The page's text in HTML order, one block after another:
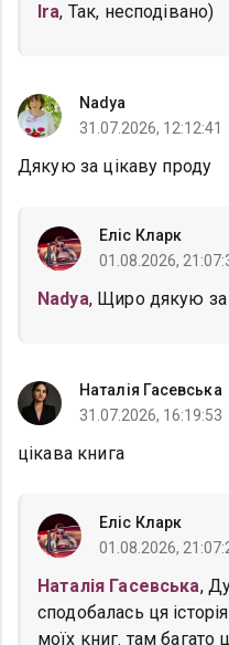
Ira, Так, несподівано)
Nadya
31.07.2026, 12:12:41
Дякую за цікаву проду
Еліс Кларк
01.08.2026,
Nadya, Щиро дякую за
Наталія Гасевська
31.07.2026, 16:19:53
цікава книга
Еліс Кларк
01.08.2026,
Наталія Гасевська,
сподобалась ця
моїх книг. там багато